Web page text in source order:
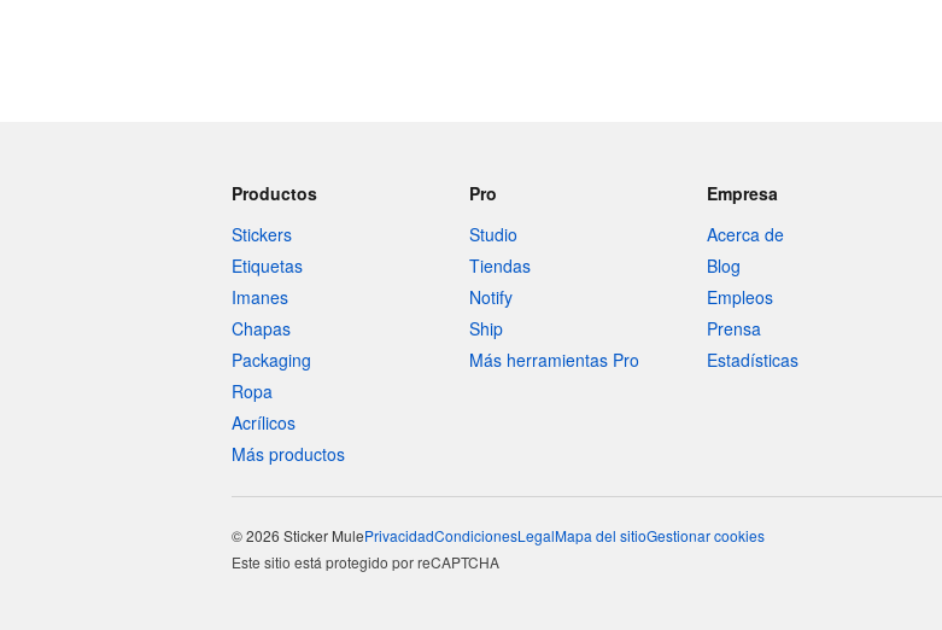
Productos
Stickers
Etiquetas
Imanes
Chapas
Packaging
Ropa
Acrílicos
Más productos
Pro
Studio
Tiendas
Notify
Ship
Más herramientas Pro
Empresa
Acerca de
Blog
Empleos
Prensa
Estadísticas
© 2026 Sticker MulePrivacidadCondicionesLegalMapa del sitioGestionar cookies
Este sitio está protegido por reCAPTCHA